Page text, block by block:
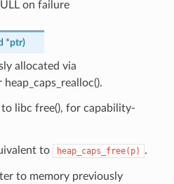
on failure
*ptr)
allocated via
heap_caps_realloc().
to libc free(), for capability-
to heap_caps_free(p) .
to memory previously